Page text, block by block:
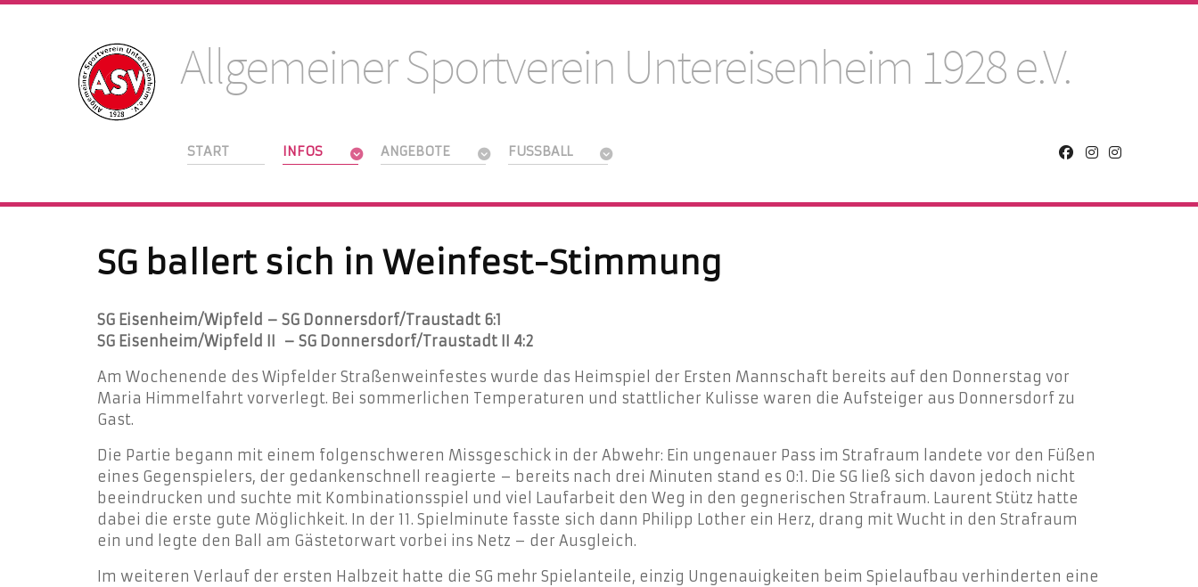
Allgemeiner Sportverein Untereisenheim 1928 e.V.
START INFOS ANGEBOTE FUSSBALL
SG ballert sich in Weinfest-Stimmung
SG Eisenheim/Wipfeld – SG Donnersdorf/Traustadt 6:1
SG Eisenheim/Wipfeld II
– SG Donnersdorf/Traustadt II 4:2
Am Wochenende des Wipfelder Straßenweinfestes wurde das Heimspiel der Ersten Mannschaft bereits auf den Donnerstag vor
Maria Himmelfahrt vorverlegt. Bei sommerlichen Temperaturen und stattlicher Kulisse waren die Aufsteiger aus Donnersdorf zu
Gast.
Die Partie begann mit einem folgenschweren Missgeschick in der Abwehr: Ein ungenauer Pass im Strafraum landete vor den Füßen
eines Gegenspielers, der gedankenschnell reagierte – bereits nach drei Minuten stand es 0:1. Die SG ließ sich davon jedoch nicht
beeindrucken und suchte mit Kombinationsspiel und viel Laufarbeit den Weg in den gegnerischen Strafraum. Laurent Stütz hatte
dabei die erste gute Möglichkeit. In der 11. Spielminute fasste sich dann Philipp Lother ein Herz, drang mit Wucht in den Strafraum
ein und legte den Ball am Gästetorwart vorbei ins Netz – der Ausgleich.
Im weiteren Verlauf der ersten Halbzeit hatte die SG mehr Spielanteile, einzig Ungenauigkeiten beim Spielaufbau verhinderten eine